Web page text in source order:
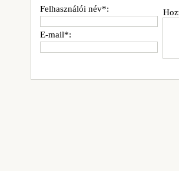
Felhasználói név*:
E-mail*: